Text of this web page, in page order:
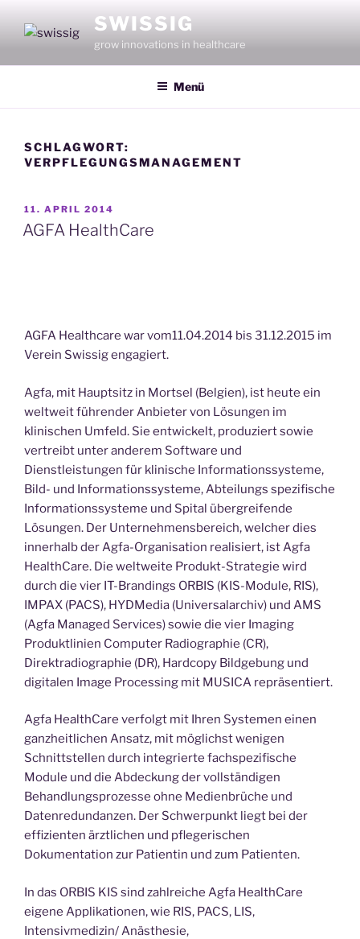
Inhalt
SWISSIG
grow innovations in healthcare
Menü
SCHLAGWORT:
VERPFLEGUNGSMANAGEMENT
VERÖFFENTLICHT
AM
11. APRIL 2014
AGFA HealthCare
AGFA Healthcare war vom11.04.2014 bis 31.12.2015 im
Verein Swissig engagiert.
Agfa, mit Hauptsitz in Mortsel (Belgien), ist heute ein
weltweit führender Anbieter von Lösungen im
klinischen Umfeld. Sie entwickelt, produziert sowie
vertreibt unter anderem Software und
Dienstleistungen für klinische Informationssysteme,
Bild- und Informationssysteme, Abteilungs spezifische
Informationssysteme und Spital übergreifende
Lösungen. Der Unternehmensbereich, welcher dies
innerhalb der Agfa-Organisation realisiert, ist Agfa
HealthCare. Die weltweite Produkt-Strategie wird
durch die vier IT-Brandings ORBIS (KIS-Module, RIS),
IMPAX (PACS), HYDMedia (Universalarchiv) und AMS
(Agfa Managed Services) sowie die vier Imaging
Produktlinien Computer Radiographie (CR),
Direktradiographie (DR), Hardcopy Bildgebung und
digitalen Image Processing mit MUSICA repräsentiert.
Agfa HealthCare verfolgt mit Ihren Systemen einen
ganzheitlichen Ansatz, mit möglichst wenigen
Schnittstellen durch integrierte fachspezifische
Module und die Abdeckung der vollständigen
Behandlungsprozesse ohne Medienbrüche und
Datenredundanzen. Der Schwerpunkt liegt bei der
effizienten ärztlichen und pflegerischen
Dokumentation zur Patientin und zum Patienten.
In das ORBIS KIS sind zahlreiche Agfa HealthCare
eigene Applikationen, wie RIS, PACS, LIS,
Intensivmedizin/ Anästhesie,